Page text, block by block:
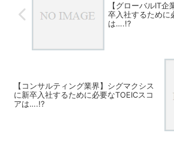
【グローバルIT
卒入社するために
は….!?
【コンサルティング業界】シグマクシス
に新卒入社するために必要なTOEICスコ
アは….!?